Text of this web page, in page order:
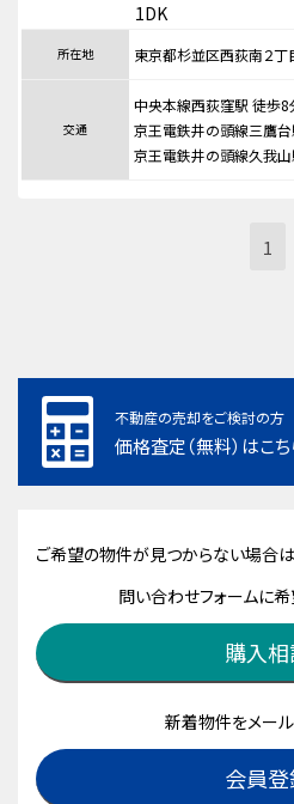
1DK
所在地 東京都杉並区西荻南２丁
交通
中央本線西荻窪駅 徒歩8
京王電鉄井の頭線三鷹
京王電鉄井の頭線久我
1
不動産の売却をご検討の方
価格査定（無料）はこち
ご希望の物件が見つからない場合は・
問い合わせフォームに
購入
新着物件をメー
会員